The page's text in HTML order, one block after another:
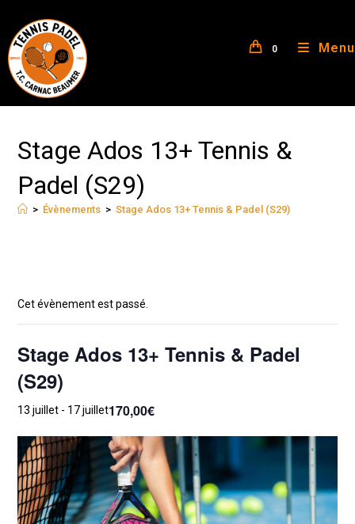
0 Menu
Stage Ados 13+ Tennis &
Padel (S29)
> Évènements > Stage Ados 13+ Tennis & Padel (S29)
Cet évènement est passé.
Stage Ados 13+ Tennis & Padel
(S29)
13 juillet - 17 juillet170,00€